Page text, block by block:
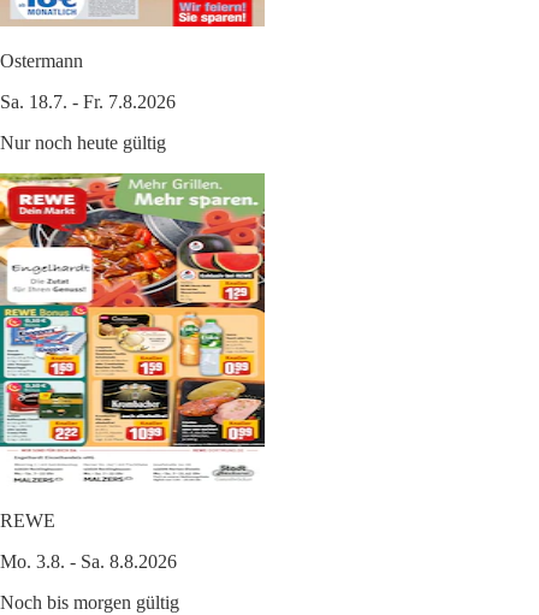
Ostermann
Sa. 18.7. - Fr. 7.8.2026
Nur noch heute gültig
REWE
Mo. 3.8. - Sa. 8.8.2026
Noch bis morgen gültig